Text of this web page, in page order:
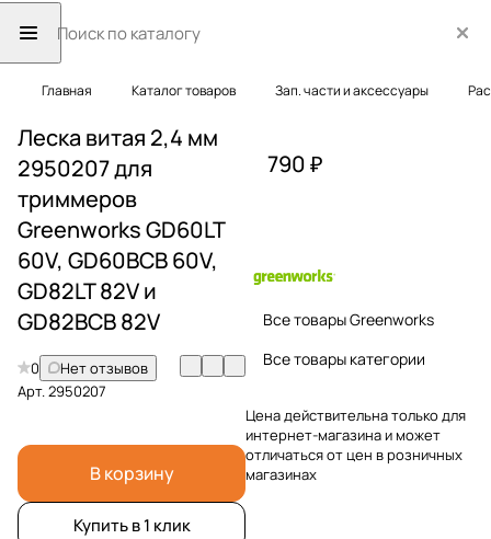
Главная Каталог товаров Зап. части и аксессуары
Леска витая 2,4 мм
2950207 для
триммеров
Greenworks GD60LT
60V, GD60BCB 60V,
GD82LT 82V и
GD82BCB 82V
0
Нет отзывов
Арт.2950207
В корзину
Купить в 1 клик
790 ₽
Все товары Greenworks
Все товары категории
Цена действительна только для
интернет-магазина и может
отличаться от цен в розничных
магазинах